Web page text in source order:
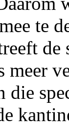
te
de
meer
die